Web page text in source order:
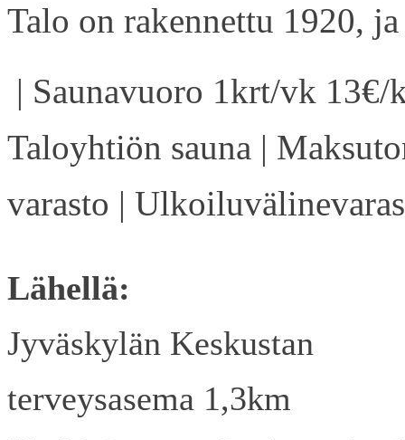
Talo on rakennettu 1920,
| Saunavuoro 1krt/vk
Taloyhtiön sauna |
varasto |
Lähellä:
Jyväskylän Keskustan
terveysasema 1,3km